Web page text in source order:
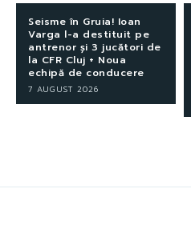
Seisme în Gruia! Ioan
Varga l-a destituit pe
antrenor și 3 jucători de
la CFR Cluj + Noua
echipă de conducere
7 AUGUST 2026